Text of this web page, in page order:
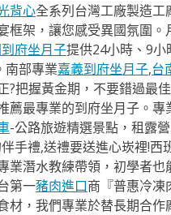
背心全系列台灣工廠製造
框架，讓您感受異國氛圍。
府坐月子提供24小時、9
南部專業嘉義到府坐月子,台
?把握黃金期，不要錯過最
薦最專業的到府坐月子。專
-公路旅遊精選景點，租露
手禮,送禮要送進心崁裡!西
業潛水教練帶領，初學者
第一豬肉進口商『普惠冷凍
材，我們專業於替長期合作